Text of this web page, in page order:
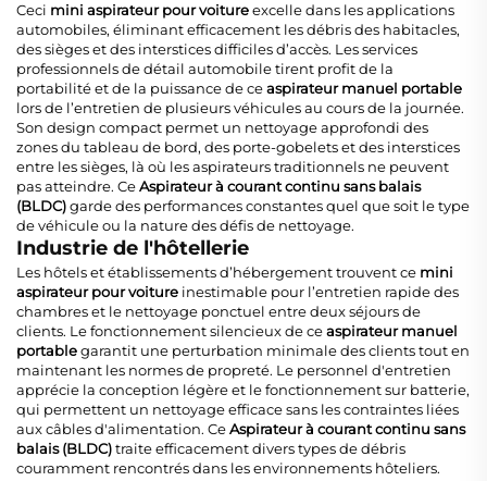
Ceci mini aspirateur pour voitureexcelle dans les applications
automobiles, éliminant efficacement les débris des habitacles,
des sièges et des interstices difficiles d’accès. Les services
professionnels de détail automobile tirent profit de la
portabilité et de la puissance de ceaspirateur manuel portable
lors de l’entretien de plusieurs véhicules au cours de la journée.
Son design compact permet un nettoyage approfondi des
zones du tableau de bord, des porte-gobelets et des interstices
entre les sièges, là où les aspirateurs traditionnels ne peuvent
pas atteindre. CeAspirateur à courant continu sans balais
(BLDC)garde des performances constantes quel que soit le type
de véhicule ou la nature des défis de nettoyage.
Industrie de l'hôtellerie
Les hôtels et établissements d’hébergement trouvent ce mini
aspirateur pour voiture inestimable pour l’entretien rapide des
chambres et le nettoyage ponctuel entre deux séjours de
clients. Le fonctionnement silencieux de ceaspirateur manuel
portablegarantit une perturbation minimale des clients tout en
maintenant les normes de propreté. Le personnel d'entretien
apprécie la conception légère et le fonctionnement sur batterie,
qui permettent un nettoyage efficace sans les contraintes liées
aux câbles d'alimentation. CeAspirateur à courant continu sans
balais (BLDC)traite efficacement divers types de débris
couramment rencontrés dans les environnements hôteliers.